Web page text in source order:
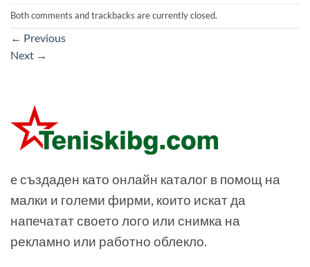
Both comments and trackbacks are currently closed.
← Previous
Next →
e създаден като онлайн каталог в помощ на
малки и големи фирми, които искат да
напечатат своето лого или снимка на
рекламно или работно облекло.